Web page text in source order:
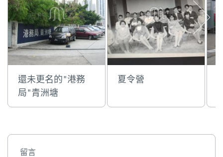
還未更名的"港務
局"青洲塘
夏令營
留言